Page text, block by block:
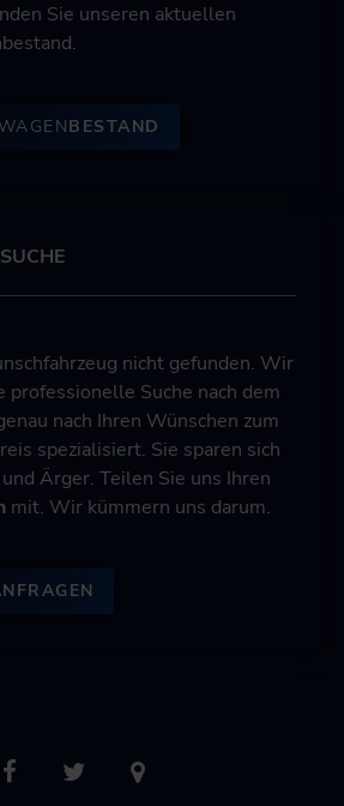
Sie unseren aktuellen
BESTAND
nicht gefunden. Wir
professionelle Suche nach dem
nach Ihren Wünschen zum
spezialisiert. Sie sparen sich
Ärger. Teilen Sie uns Ihren
mit. Wir kümmern uns darum.